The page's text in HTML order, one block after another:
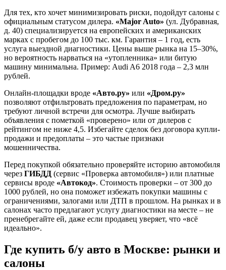
Для тех, кто хочет минимизировать риски, подойдут салоны с
официальным статусом дилера. «Major Auto» (ул. Дубравная,
д. 40) специализируется на европейских и американских
марках с пробегом до 100 тыс. км. Гарантия – 1 год, есть
услуга выездной диагностики. Цены выше рынка на 15–30%,
но вероятность нарваться на «утопленника» или битую
машину минимальна. Пример: Audi A6 2018 года – 2,3 млн
рублей.
Онлайн-площадки вроде «Авто.ру» или «Дром.ру»
позволяют отфильтровать предложения по параметрам, но
требуют личной встречи для осмотра. Лучше выбирать
объявления с пометкой «проверено» или от дилеров с
рейтингом не ниже 4,5. Избегайте сделок без договора купли-
продажи и предоплаты – это частые признаки
мошенничества.
Перед покупкой обязательно проверяйте историю автомобиля
через ГИБДД (сервис «Проверка автомобиля») или платные
сервисы вроде «Автокод». Стоимость проверки – от 300 до
1000 рублей, но она поможет избежать покупки машины с
ограничениями, залогами или ДТП в прошлом. На рынках и в
салонах часто предлагают услугу диагностики на месте – не
пренебрегайте ей, даже если продавец уверяет, что «всё
идеально».
Где купить б/у авто в Москве: рынки и
салоны